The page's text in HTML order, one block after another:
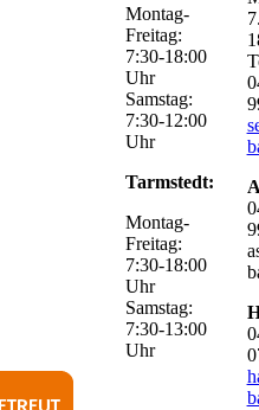
Montag-
Freitag:
7:30-18:00
Uhr
Samstag:
7:30-12:00
Uhr
Tarmstedt:
Montag-
Freitag:
7:30-18:00
Uhr
Samstag:
7:30-13:00
Uhr